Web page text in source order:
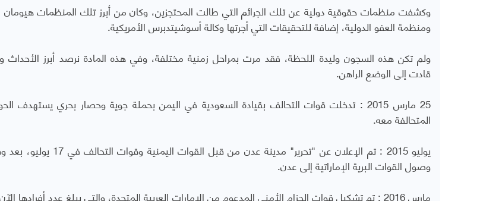
وكشفت منظمات حقوقية دولية عن تلك الجرائم التي طالت المحتجزين، وكان من أبرز تلك المنظمات
ومنظمة العفو الدولية، إضافة للتحقيقات التي أجرتها وكالة أسوشيتدبرس الأمريكية.
ولم تكن هذه السجون وليدة اللحظة، فقد مرت بمراحل زمنية مختلفة، وفي هذه المادة نرصد أبرز الأحداث
قادت إلى الوضع الراهن.
25 مارس 2015 : تدخلت قوات التحالف بقيادة السعودية في اليمن بحملة جوية وحصار بحري يستهدف
المتحالفة معه.
يوليو 2015 : تم الإعلان عن "تحرير" مدينة عدن من
وصول القوات البرية الإماراتية إلى عدن.